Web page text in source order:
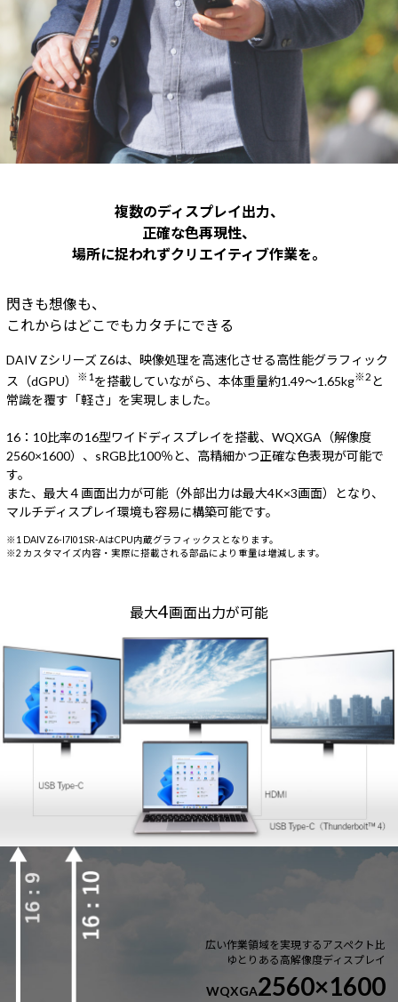
複数のディスプレイ出力、
正確な色再現性、
場所に捉われずクリエイティブ作業を。
閃きも想像も、
これからはどこでもカタチにできる
DAIV Zシリーズ Z6は、映像処理を高速化させる高性能グラフィック
ス（dGPU）
※1 を搭載していながら、本体重量約1.49～1.65kg※2 と
常識を覆す「軽さ」を実現しました。
16：10比率の16型ワイドディスプレイを搭載、WQXGA（解像度
2560×1600）、sRGB比100％と、高精細かつ正確な色表現が可能で
す。
また、最大４画面出力が可能（外部出力は最大4K×3画面）となり、
マルチディスプレイ環境も容易に構築可能です。
※1 DAIV Z6-I7I01SR-AはCPU内蔵グラフィックスとなります。
※2 カスタマイズ内容・実際に搭載される部品により重量は増減します。
最大4画面出力が可能
広い作業領域を実現するアスペクト比
ゆとりある高解像度ディスプレイ
WQXGA2560×1600